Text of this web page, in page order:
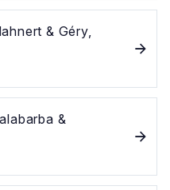
& Géry,
&